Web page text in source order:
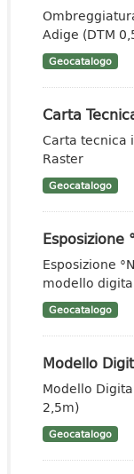
Adige (DTM
Geocatalogo
Carta
Carta tecnica
Raster
Geocatalogo
Esposizione
Esposizione
modello
Geocatalogo
Modello
Modello
2,5m)
Geocatalogo